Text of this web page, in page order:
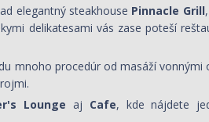
elegantný steakhouse Pinnacle Grill
delikatesami vás zase poteší
mnoho procedúr od masáží vonnými
Lounge aj Cafe, kde nájdete